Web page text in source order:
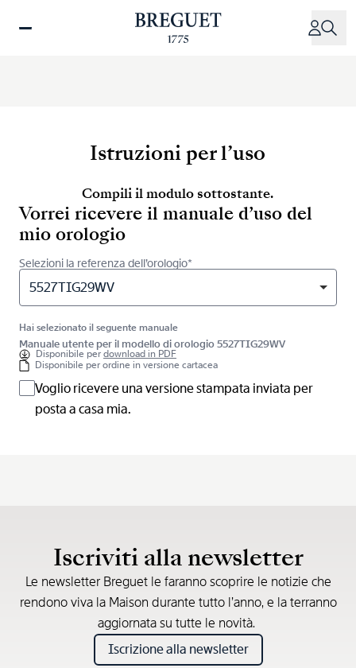
Istruzioni per l’uso
Compili il modulo sottostante.
Vorrei ricevere il manuale d’uso del
mio orologio
Selezioni la referenza dell’orologio*
5527TIG29WV
Hai selezionato il seguente manuale
Manuale utente per il modello di orologio 5527TIG29WV
Disponibile perdownload in PDF
Disponibile per ordine in versione cartacea
Voglio ricevere una versione stampata inviata per
posta a casa mia.
Iscriviti alla newsletter
Le newsletter Breguet le faranno scoprire le notizie che
rendono viva la Maison durante tutto l’anno, e la terranno
aggiornata su tutte le novità.
Iscrizione alla newsletter